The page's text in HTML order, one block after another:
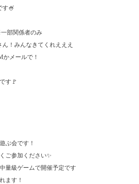
す🍧
部関係者のみ
！みんなきてくれえええ
メールで！
す🚩
ぶ会です！
ご参加ください✨
量級ゲームで開催予定です
ます！